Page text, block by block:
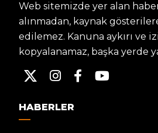
Web sitemizde yer alan
alınmadan, kaynak
edilemez. Kanuna aykırı ve
kopyalanamaz, başka yerde
HABERLER